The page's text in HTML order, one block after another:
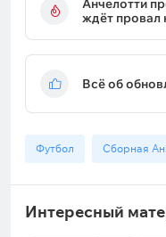
Анчелотти
ждёт провал
Всё об
Футбол Сборная
Интересный